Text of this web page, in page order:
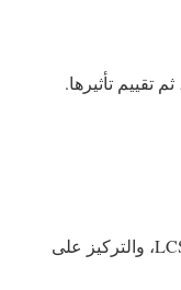
توفير تدريب عملي للفريق على أدوات LCS، والتركيز على